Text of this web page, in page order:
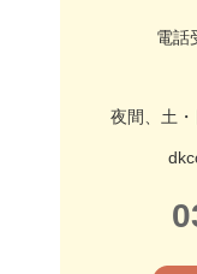
電話
夜間、土